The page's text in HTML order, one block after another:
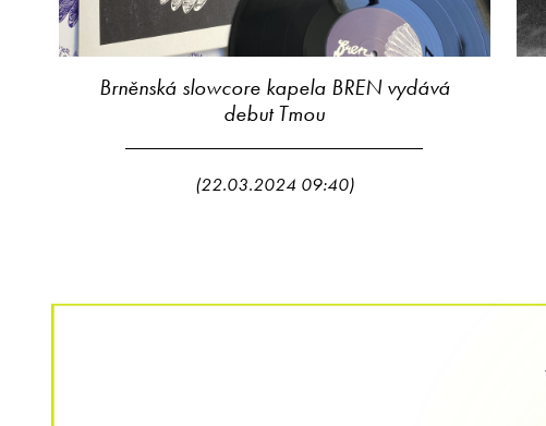
Brněnská slowcore kapela BREN vydává
debut Tmou
(22.03.2024 09:40)